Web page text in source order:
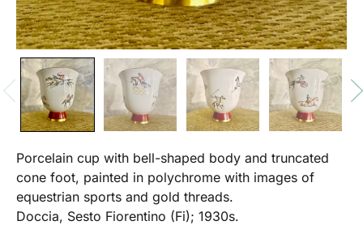
Porcelain cup with bell-shaped body and truncated
cone foot, painted in polychrome with images of
equestrian sports and gold threads.
Doccia, Sesto Fiorentino (Fi); 1930s.